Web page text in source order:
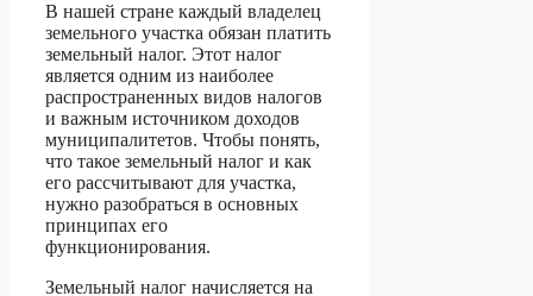
В нашей стране каждый владелец
земельного участка обязан платить
земельный налог. Этот налог
является одним из наиболее
распространенных видов налогов
и важным источником доходов
муниципалитетов. Чтобы понять,
что такое земельный налог и как
его рассчитывают для участка,
нужно разобраться в основных
принципах его
функционирования.
Земельный налог начисляется на